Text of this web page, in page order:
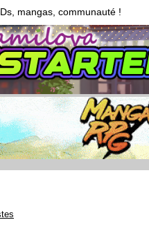
mangas, communauté !